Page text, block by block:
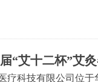
“艾十二杯”艾
疗科技有限公司位